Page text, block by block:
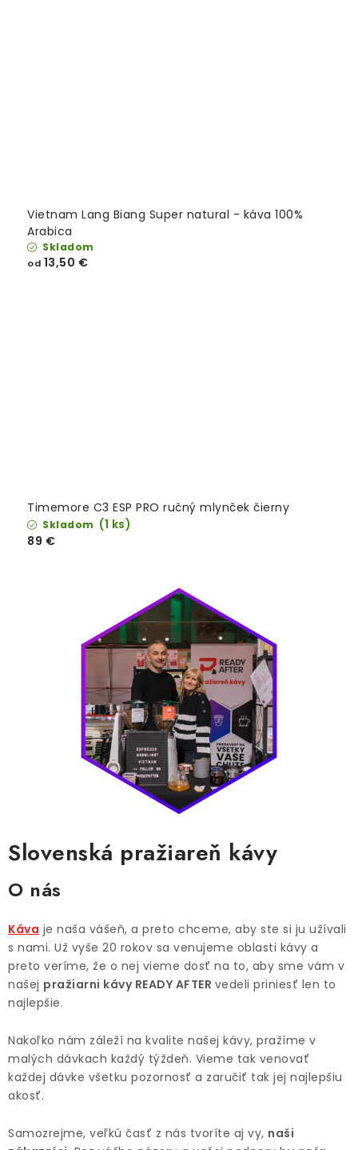
Vietnam Lang Biang Super natural - káva 100%
Arabica
Skladom
od 13,50 €
Timemore C3 ESP PRO ručný mlynček čierny
Skladom (1 ks)
89 €
Slovenská pražiareň kávy
O nás
Káva je naša vášeň, a preto chceme, aby ste si ju užívali
s nami. Už vyše 20 rokov sa venujeme oblasti kávy a
preto veríme, že o nej vieme dosť na to, aby sme vám v
našej pražiarni kávy READY AFTER vedeli priniesť len to
najlepšie.
Nakoľko nám záleží na kvalite našej kávy, pražíme v
malých dávkach každý týždeň. Vieme tak venovať
každej dávke všetku pozornosť a zaručiť tak jej najlepšiu
akosť.
Samozrejme, veľkú časť z nás tvoríte aj vy, naši